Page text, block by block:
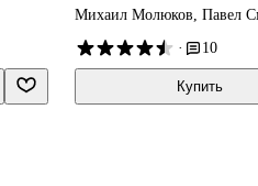
Михаил Молюков, Павел
·
10
Купить